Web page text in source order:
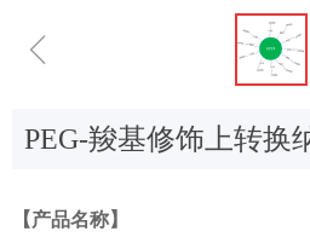
ꁆ
【产品名称】
PEG-羧基修饰上转换